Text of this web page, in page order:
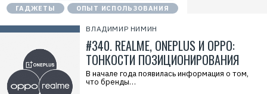
ГАДЖЕТЫ
ОПЫТ ИСПОЛЬЗОВАНИЯ
ВЛАДИМИР НИМИН
#340. REALME, ONEPLUS И OPPO:
ТОНКОСТИ ПОЗИЦИОНИРОВАНИЯ
В начале года появилась информация о том,
что бренды…